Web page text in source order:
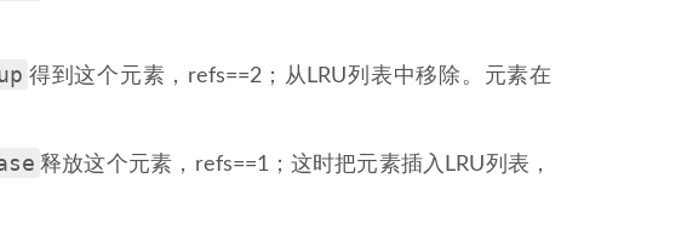
得到这个元素，refs==2；从LRU列表中移除。元素在
释放这个元素，refs==1；这时把元素插入LRU列表，